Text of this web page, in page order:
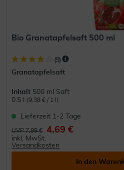
Bio Granatapfelsaft 500 ml
(9)
Granatapfelsaft
Inhalt 500 ml Saft
0.5 l
(9,38 € / 1 l)
Lieferzeit 1-2 Tage
UVP 7,99 € 4,69 €
inkl. MwSt.
Versandkosten
In den